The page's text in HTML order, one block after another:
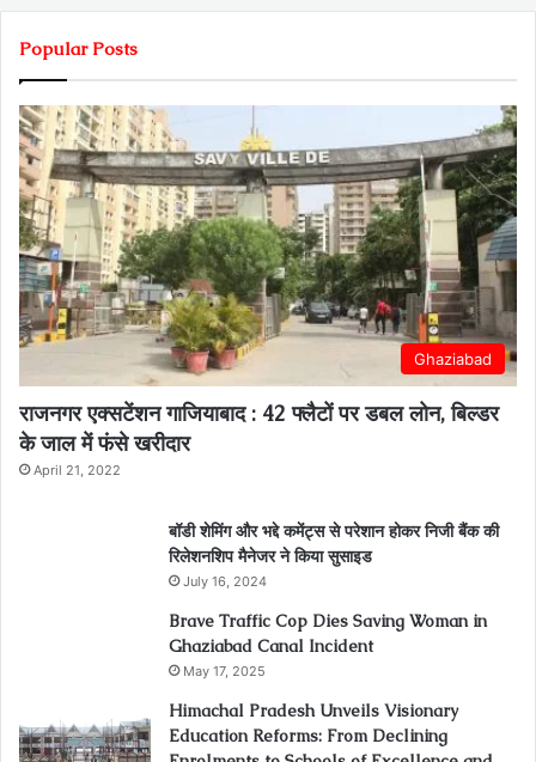
Popular Posts
Ghaziabad
राजनगर एक्सटेंशन गाजियाबाद : 42 फ्लैटों पर डबल लोन, बिल्डर
के जाल में फंसे खरीदार
April 21, 2022
बॉडी शेमिंग और भद्दे कमेंट्स से परेशान होकर निजी बैंक की
रिलेशनशिप मैनेजर ने किया सुसाइड
July 16, 2024
Brave Traffic Cop Dies Saving Woman in
Ghaziabad Canal Incident
May 17, 2025
Himachal Pradesh Unveils Visionary
Education Reforms: From Declining